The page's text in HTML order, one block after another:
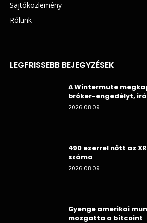
Sajtóközlemény
Rólunk
LEGFRISSEBB BEJEGYZÉSEK
A Wintermute
bróker-engedélyt,
2026.08.09.
490 ezerrel nőtt az
száma
2026.08.09.
Gyenge amerikai
mozgatta a bitcoint